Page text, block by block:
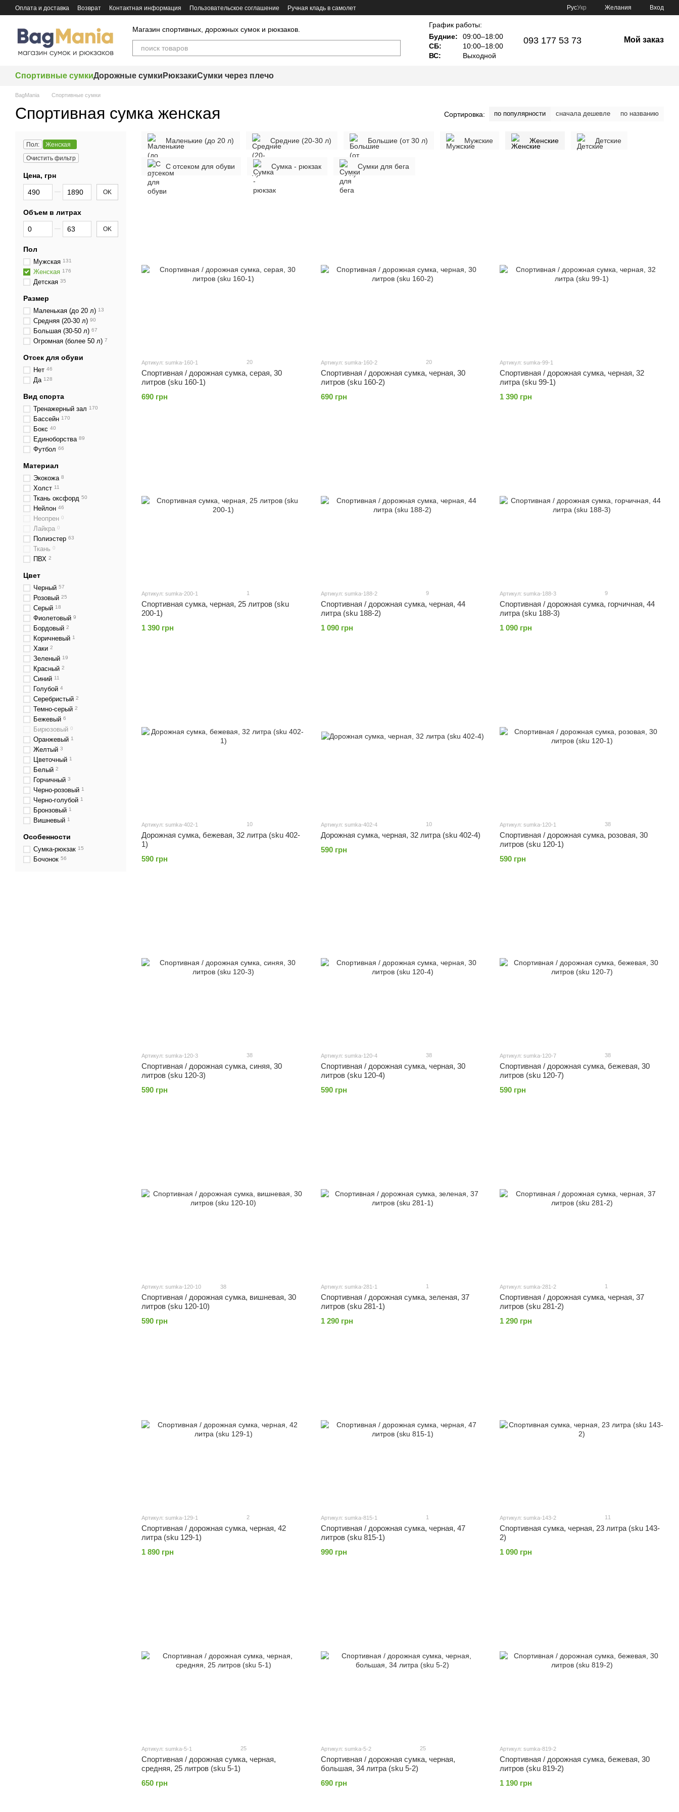
Перейти к основному контенту
Оплата и доставка Возврат Контактная информация Пользовательское соглашение Ручная кладь в самолет РусУкр Желания Вход
Магазин спортивных, дорожных сумок и рюкзаков.
График работы:
Будние:
09:00–18:00
СБ:
10:00–18:00
ВС:
Выходной
093 177 53 73 Мой заказ
Спортивные сумкиДорожные сумки РюкзакиСумки через плечо
BagMania Спортивные сумки
Спортивная сумка женская Сортировка: по популярности сначала дешевле по названию
Маленькие (до 20 л) Средние (20-30 л) Большие (от 30 л) Мужские Женские Детские
С отсеком для обуви Сумка - рюкзак Сумки для бега
Артикул: sumka-160-1 20
Спортивная / дорожная сумка, серая, 30
литров (sku 160-1)
690 грн
Артикул: sumka-160-2 20
Спортивная / дорожная сумка, черная, 30
литров (sku 160-2)
690 грн
Артикул: sumka-99-1
Спортивная / дорожная сумка, черная, 32
литра (sku 99-1)
1 390 грн
Артикул: sumka-200-1 1
Спортивная сумка, черная, 25 литров (sku
200-1)
1 390 грн
Артикул: sumka-188-2 9
Спортивная / дорожная сумка, черная, 44
литра (sku 188-2)
1 090 грн
Артикул: sumka-188-3 9
Спортивная / дорожная сумка, горчичная, 44
литра (sku 188-3)
1 090 грн
Артикул: sumka-402-1 10
Дорожная сумка, бежевая, 32 литра (sku 402-
1)
590 грн
Артикул: sumka-402-4 10
Дорожная сумка, черная, 32 литра (sku 402-4)
590 грн
Артикул: sumka-120-1 38
Спортивная / дорожная сумка, розовая, 30
литров (sku 120-1)
590 грн
Артикул: sumka-120-3 38
Спортивная / дорожная сумка, синяя, 30
литров (sku 120-3)
590 грн
Артикул: sumka-120-4 38
Спортивная / дорожная сумка, черная, 30
литров (sku 120-4)
590 грн
Артикул: sumka-120-7 38
Спортивная / дорожная сумка, бежевая, 30
литров (sku 120-7)
590 грн
Артикул: sumka-120-10 38
Спортивная / дорожная сумка, вишневая, 30
литров (sku 120-10)
590 грн
Артикул: sumka-281-1 1
Спортивная / дорожная сумка, зеленая, 37
литров (sku 281-1)
1 290 грн
Артикул: sumka-281-2 1
Спортивная / дорожная сумка, черная, 37
литров (sku 281-2)
1 290 грн
Артикул: sumka-129-1 2
Спортивная / дорожная сумка, черная, 42
литра (sku 129-1)
1 890 грн
Артикул: sumka-815-1 1
Спортивная / дорожная сумка, черная, 47
литров (sku 815-1)
990 грн
Артикул: sumka-143-2 11
Спортивная сумка, черная, 23 литра (sku 143-
2)
1 090 грн
Артикул: sumka-5-1 25
Спортивная / дорожная сумка, черная,
средняя, 25 литров (sku 5-1)
650 грн
Артикул: sumka-5-2 25
Спортивная / дорожная сумка, черная,
большая, 34 литра (sku 5-2)
690 грн
Артикул: sumka-819-2
Спортивная / дорожная сумка, бежевая, 30
литров (sku 819-2)
1 190 грн
Пол:
Женская
Очистить фильтр
Цена, грн
От Цена, грн
До Цена, грн OK
Объем в литрах
От Объем в литрах
До Объем в литрах OK
Пол
Мужская 131
Женская 176
Детская 35
Размер
Маленькая (до 20 л) 13
Средняя (20-30 л) 90
Большая (30-50 л) 67
Огромная (более 50 л) 7
Отсек для обуви
Нет 46
Да 128
Вид спорта
Тренажерный зал 170
Бассейн 170
Бокс 40
Единоборства 89
Футбол 66
Материал
Экокожа 8
Холст 11
Ткань оксфорд 50
Нейлон 46
Неопрен 0
Лайкра 0
Полиэстер 63
Ткань 0
ПВХ 2
Цвет
Черный 57
Розовый 25
Серый 18
Фиолетовый 9
Бордовый 2
Коричневый 1
Хаки 2
Зеленый 19
Красный 2
Синий 11
Голубой 4
Серебристый 2
Темно-серый 2
Бежевый 6
Бирюзовый 0
Оранжевый 1
Желтый 3
Цветочный 1
Белый 2
Горчичный 3
Черно-розовый 1
Черно-голубой 1
Бронзовый 1
Вишневый 1
Особенности
Сумка-рюкзак 15
Бочонок 56